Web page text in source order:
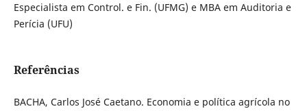
Especialista em Control. e Fin. (UFMG) e MBA em Auditoria e
Perícia (UFU)
Referências
BACHA, Carlos José Caetano. Economia e política agrícola no